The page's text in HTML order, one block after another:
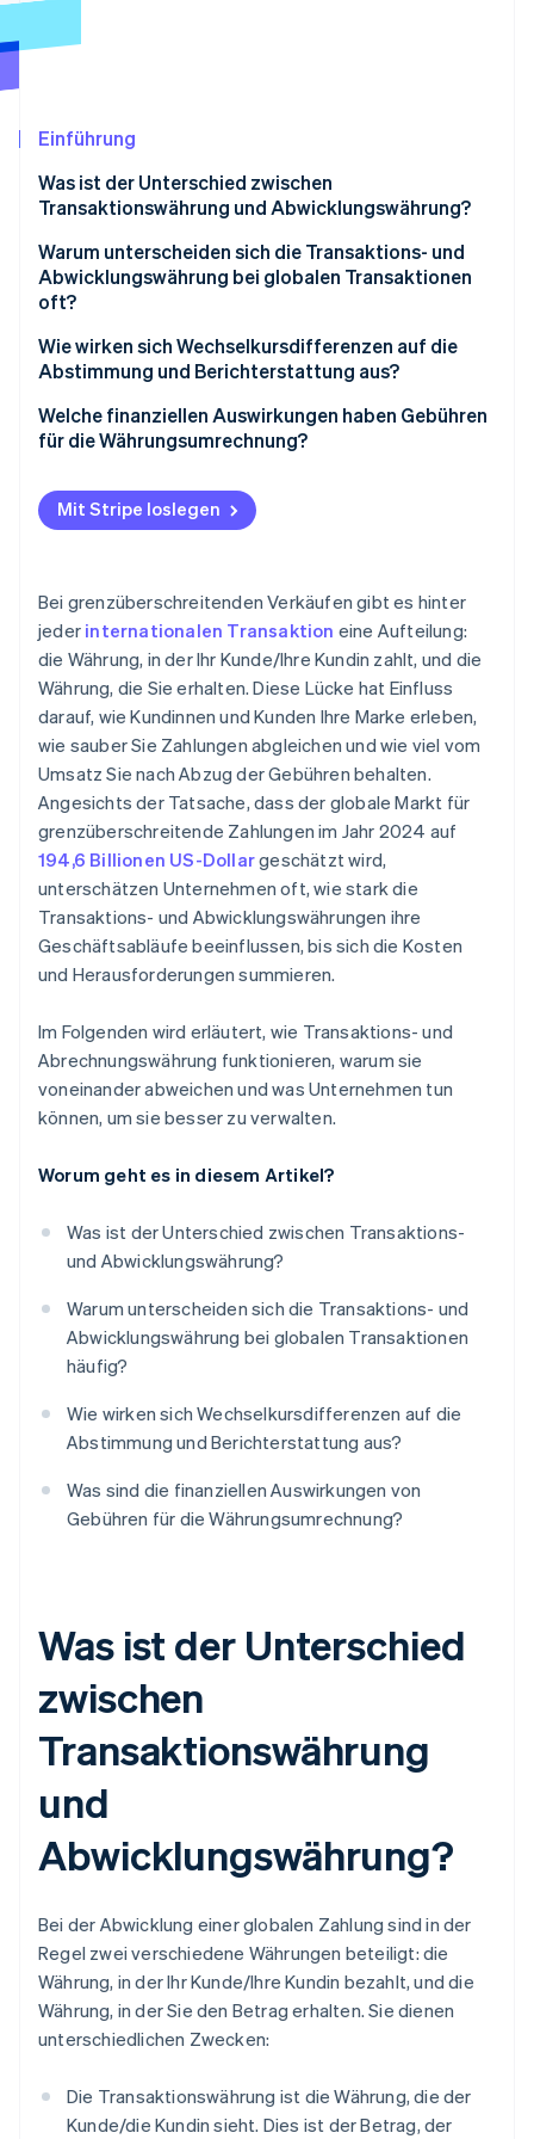
Betrugsprävention
Atlas
Online-Identitätsprüfung
Erfahren Sie, wie Stripe Lösungen für die
Jetzt ansehen
Einführung
Was ist der Unterschied zwischen
Transaktionswährung und Abwicklungswährung?
Warum unterscheiden sich die Transaktions- und
Abwicklungswährung bei globalen Transaktionen
oft?
Kundenerwartungen
Interne Überlegungen
Praktische Einschränkungen
Wie wirken sich Wechselkursdifferenzen auf die
Abstimmung und Berichterstattung aus?
Welche finanziellen Auswirkungen haben Gebühren
für die Währungsumrechnung?
Mit Stripe loslegen
Bei grenzüberschreitenden Verkäufen gibt es hinter
jeder internationalen Transaktion eine Aufteilung:
die Währung, in der Ihr Kunde/Ihre Kundin zahlt, und die
Währung, die Sie erhalten. Diese Lücke hat Einfluss
darauf, wie Kundinnen und Kunden Ihre Marke erleben,
wie sauber Sie Zahlungen abgleichen und wie viel vom
Umsatz Sie nach Abzug der Gebühren behalten.
Angesichts der Tatsache, dass der globale Markt für
grenzüberschreitende Zahlungen im Jahr 2024 auf
194,6 Billionen US-Dollargeschätzt wird,
unterschätzen Unternehmen oft, wie stark die
Transaktions- und Abwicklungswährungen ihre
Geschäftsabläufe beeinflussen, bis sich die Kosten
und Herausforderungen summieren.
Im Folgenden wird erläutert, wie Transaktions- und
Abrechnungswährung funktionieren, warum sie
voneinander abweichen und was Unternehmen tun
können, um sie besser zu verwalten.
Worum geht es in diesem Artikel?
Was ist der Unterschied zwischen Transaktions-
und Abwicklungswährung?
Warum unterscheiden sich die Transaktions- und
Abwicklungswährung bei globalen Transaktionen
häufig?
Wie wirken sich Wechselkursdifferenzen auf die
Abstimmung und Berichterstattung aus?
Was sind die finanziellen Auswirkungen von
Gebühren für die Währungsumrechnung?
Was ist der Unterschied
zwischen
Transaktionswährung
und
Abwicklungswährung?
Bei der Abwicklung einer globalen Zahlung sind in der
Regel zwei verschiedene Währungen beteiligt: die
Währung, in der Ihr Kunde/Ihre Kundin bezahlt, und die
Währung, in der Sie den Betrag erhalten. Sie dienen
unterschiedlichen Zwecken:
Die Transaktionswährung ist die Währung, die der
Kunde/die Kundin sieht. Dies ist der Betrag, der